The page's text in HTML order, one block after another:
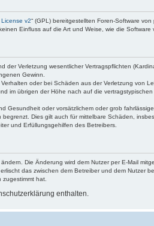
v2“ (GPL) bereitgestellten Foren-Software
Einfluss auf die Art und Weise, wie die
Verletzung wesentlicher Vertragspflichten
Gewinn.
oder bei Schäden aus der Verletzung von
im übrigen der Höhe nach auf die
oder vorsätzlichem oder grob
Dies gilt auch für mittelbare Schäden,
und Erfüllungsgehilfen des Betreibers.
Die Änderung wird dem Nutzer per E-Mail
das zwischen dem Betreiber und dem Nutzer
hat.
enthalten.